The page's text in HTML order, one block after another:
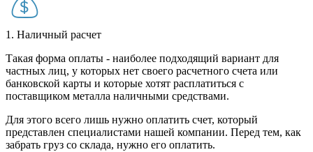
1. Наличный расчет
Такая форма оплаты - наиболее подходящий вариант для
частных лиц, у которых нет своего расчетного счета или
банковской карты и которые хотят расплатиться с
поставщиком металла наличными средствами.
Для этого всего лишь нужно оплатить счет, который
представлен специалистами нашей компании. Перед тем, как
забрать груз со склада, нужно его оплатить.